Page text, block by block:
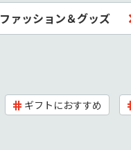
ファッション＆グッズ
ギフトにおすすめ